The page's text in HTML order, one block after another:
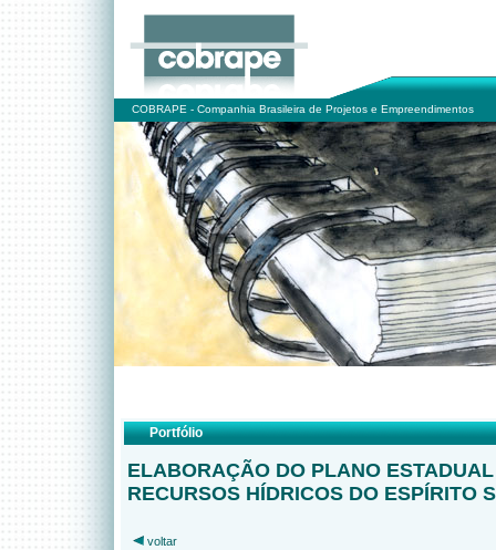
COBRAPE - Companhia Brasileira de Projetos e Empreendimentos
Portfólio
ELABORAÇÃO DO PLANO
RECURSOS HÍDRICOS DO ESPÍRITO
voltar